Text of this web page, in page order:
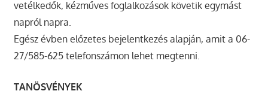
vetélkedők, kézműves foglalkozások követik egymást
napról napra.
Egész évben előzetes bejelentkezés alapján, amit a 06-
27/585-625 telefonszámon lehet megtenni.
TANÖSVÉNYEK